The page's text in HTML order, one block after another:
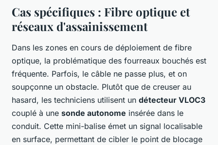
Cas spécifiques : Fibre optique et
réseaux d'assainissement
Dans les zones en cours de déploiement de fibre
optique, la problématique des fourreaux bouchés est
fréquente. Parfois, le câble ne passe plus, et on
soupçonne un obstacle. Plutôt que de creuser au
hasard, les techniciens utilisent un détecteur VLOC3
couplé à une sonde autonome insérée dans le
conduit. Cette mini-balise émet un signal localisable
en surface, permettant de cibler le point de blocage